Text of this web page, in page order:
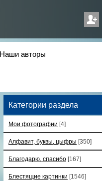
Наши авторы
Категории раздела
Мои фотографии [4]
Алфавит, буквы, цыфры [350]
Благодарю, спасибо [167]
Блестящие картинки [1546]